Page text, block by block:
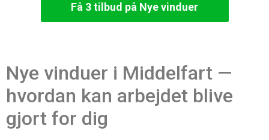
Få 3 tilbud på Nye vinduer
Nye vinduer i Middelfart —
hvordan kan arbejdet blive
gjort for dig